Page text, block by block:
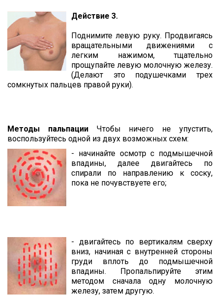
Действие 3.
Поднимите левую руку. Продвигаясь
вращательными движениями с
легким нажимом, тщательно
прощупайте левую молочную железу.
(Делают это подушечками трех
сомкнутых пальцев правой руки).
Методы пальпацииЧтобы ничего не упустить,
воспользуйтесь одной из двух возможных схем:
- начинайте осмотр с подмышечной
впадины, далее двигайтесь по
спирали по направлению к соску,
пока не почувствуете его;
- двигайтесь по вертикалям сверху
вниз, начиная с внутренней стороны
груди вплоть до подмышечной
впадины. Пропальпируйте этим
методом сначала одну молочную
железу, затем другую.